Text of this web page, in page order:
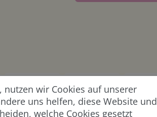
wir Cookies auf unserer
uns helfen, diese Website und
welche Cookies gesetzt